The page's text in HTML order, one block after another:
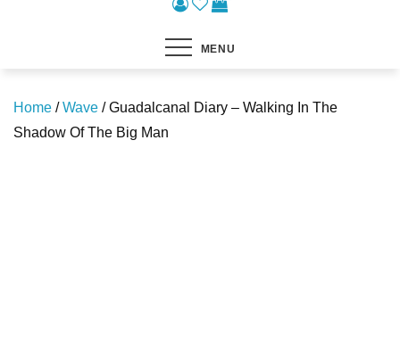
MENU
Home /Wave / Guadalcanal Diary – Walking In The
Shadow Of The Big Man